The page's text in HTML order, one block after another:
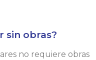
sin obras?
no requiere obras